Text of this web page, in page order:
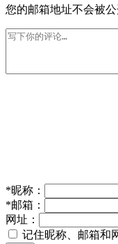
您的邮箱地址不会被公
*昵称：
*邮箱：
网址：
记住昵称、邮箱和